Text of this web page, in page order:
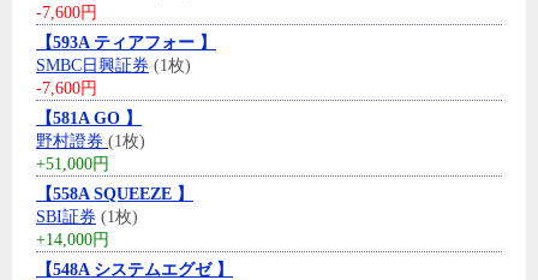
-7,600円
【593A ティアフォー 】
SMBC日興証券 (1枚)
-7,600円
【581A GO 】
野村證券 (1枚)
+51,000円
【558A SQUEEZE 】
SBI証券 (1枚)
+14,000円
【548A システムエグゼ 】